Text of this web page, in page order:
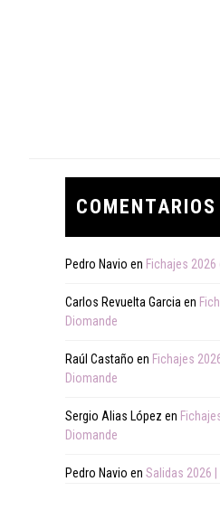
Pedro Navio en Fichajes
Carlos Revuelta Garcia en
Diomande
Raúl Castaño en Fichajes
Diomande
Sergio Alias López en
Diomande
Pedro Navio en Salidas 2026